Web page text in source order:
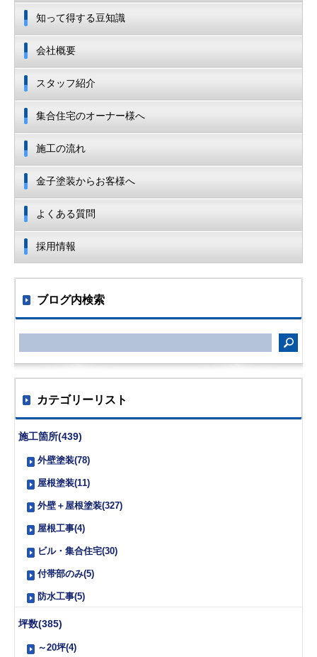
知って得する豆知識
会社概要
スタッフ紹介
集合住宅のオーナー様へ
施工の流れ
金子塗装からお客様へ
よくある質問
採用情報
ブログ内検索
カテゴリーリスト
施工箇所(439)
外壁塗装(78)
屋根塗装(11)
外壁＋屋根塗装(327)
屋根工事(4)
ビル・集合住宅(30)
付帯部のみ(5)
防水工事(5)
坪数(385)
～20坪(4)